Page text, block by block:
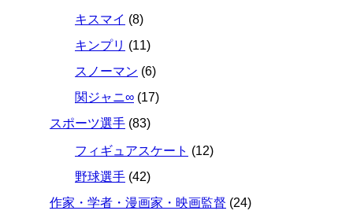
キスマイ (8)
キンプリ (11)
スノーマン (6)
関ジャニ∞ (17)
スポーツ選手 (83)
フィギュアスケート (12)
野球選手 (42)
作家・学者・漫画家・映画監督 (24)